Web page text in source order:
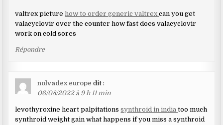
valtrex picture how to order generic valtrexcan you get
valacyclovir over the counter how fast does valacyclovir
work on cold sores
Répondre
nolvadex europe dit :
06/08/2022 à 9 h 11 min
levothyroxine heart palpitationssynthroid in indiatoo much
synthroid weight gain what happens if you miss a synthroid